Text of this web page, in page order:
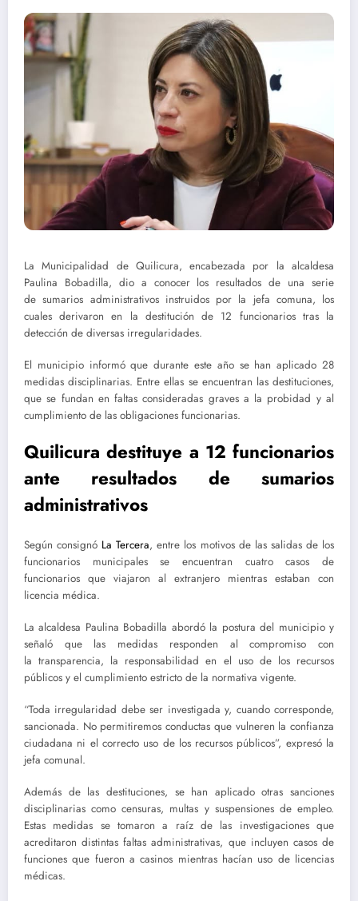
La Municipalidad de Quilicura, encabezada por la alcaldesa
Paulina Bobadilla, dio a conocer los resultados de una serie
de sumarios administrativos instruidos por la jefa comuna, los
cuales derivaron en la destitución de 12 funcionarios tras la
detección de diversas irregularidades.
El municipio informó que durante este año se han aplicado 28
medidas disciplinarias. Entre ellas se encuentran las destituciones,
que se fundan en faltas consideradas graves a la probidad y al
cumplimiento de las obligaciones funcionarias.
Quilicura destituye a 12 funcionarios
ante resultados de sumarios
administrativos
Según consignó La Tercera, entre los motivos de las salidas de los
funcionarios municipales se encuentran cuatro casos de
funcionarios que viajaron al extranjero mientras estaban con
licencia médica.
La alcaldesa Paulina Bobadilla abordó la postura del municipio y
señaló que las medidas responden al compromiso con
la transparencia, la responsabilidad en el uso de los recursos
públicos y el cumplimiento estricto de la normativa vigente.
“Toda irregularidad debe ser investigada y, cuando corresponde,
sancionada. No permitiremos conductas que vulneren la confianza
ciudadana ni el correcto uso de los recursos públicos”, expresó la
jefa comunal.
Además de las destituciones, se han aplicado otras sanciones
disciplinarias comocensuras, multas y suspensiones de empleo.
Estas medidas se tomaron a raíz de las investigaciones que
acreditaron distintas faltas administrativas, que incluyen casos de
funciones que fueron a casinos mientras hacían uso de licencias
médicas.